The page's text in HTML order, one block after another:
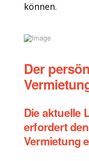
können.
Der
Die aktuelle
erfordert
Vermietung